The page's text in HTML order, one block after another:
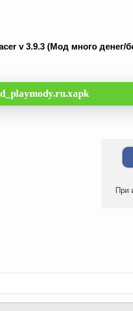
v 3.9.3 (Мод много
При